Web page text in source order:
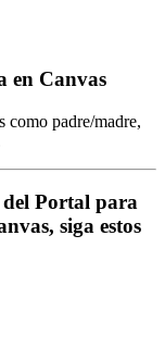
en Canvas
como padre/madre,
del Portal para
siga estos